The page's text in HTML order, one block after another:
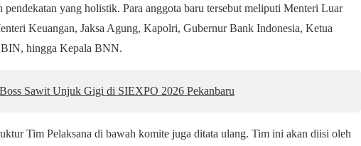
pendekatan yang holistik. Para anggota baru tersebut meliputi Menteri Luar
Keuangan, Jaksa Agung, Kapolri, Gubernur Bank Indonesia, Ketua
hingga Kepala BNN.
Sawit Unjuk Gigi di SIEXPO 2026 Pekanbaru
Tim Pelaksana di bawah komite juga ditata ulang. Tim ini akan diisi oleh